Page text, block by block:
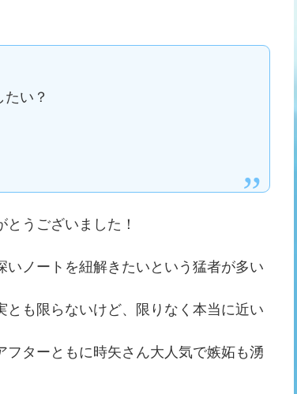
い？
うございました！
いノートを紐解きたいという猛者が多い
も限らないけど、限りなく本当に近い
ターともに時矢さん大人気で嫉妬も湧